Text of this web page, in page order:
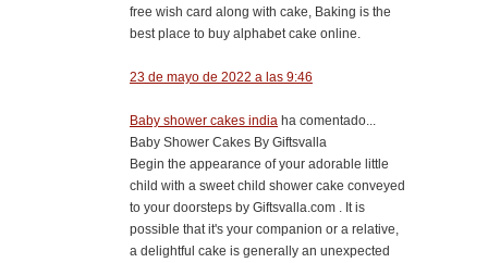
free wish card along with cake, Baking is the
best place to buy alphabet cake online.
23 de mayo de 2022 a las 9:46
Baby shower cakes india ha comentado...
Baby Shower Cakes By Giftsvalla
Begin the appearance of your adorable little
child with a sweet child shower cake conveyed
to your doorsteps by Giftsvalla.com . It is
possible that it's your companion or a relative,
a delightful cake is generally an unexpected